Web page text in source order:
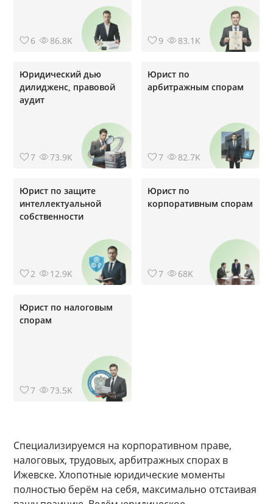
6 86.8K 9 83.1K
Юридический дью
дилидженс, правовой
аудит
7 73.9K
Юрист по
арбитражным спорам
7 82.7K
Юрист по защите
интеллектуальной
собственности
2 12.9K
Юрист по
корпоративным спорам
7 68K
Юрист по налоговым
спорам
7 73.5K
Специализируемся на корпоративном праве,
налоговых, трудовых, арбитражных спорах в
Ижевске. Хлопотные юридические моменты
полностью берём на себя, максимально отстаивая